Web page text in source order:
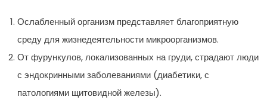
Ослабленный организм представляет благоприятную
среду для жизнедеятельности микроорганизмов.
От фурункулов, локализованных на груди, страдают люди
с эндокринными заболеваниями (диабетики, с
патологиями щитовидной железы).